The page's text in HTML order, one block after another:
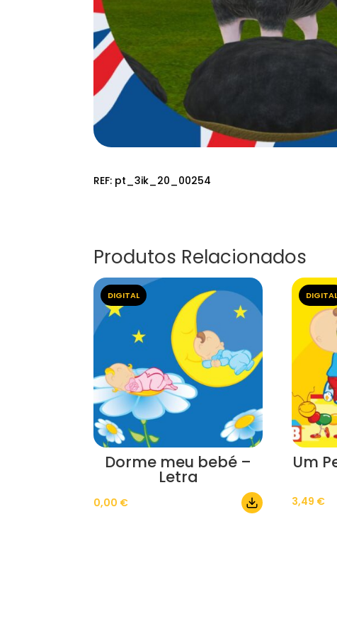
REF: pt_3ik_20_00254
Produtos Relacionados
DIGITAL
Dorme meu bebé –
Letra
0,00 €
Um
3,49 €